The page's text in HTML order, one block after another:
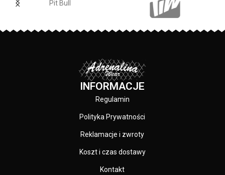
bawełna / 20% poliester
wysokiej jakości nieścieralne
nadruki wykonane specjalistyczną
PRODUCENT:
KOLOR:
Pit Bull
INFORMACJE
Regulamin
Polityka Prywatności
Reklamacje i zwroty
Koszt i czas dostawy
Kontakt